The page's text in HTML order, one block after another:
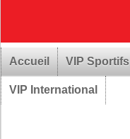
Accueil VIP Sportifs
VIP International